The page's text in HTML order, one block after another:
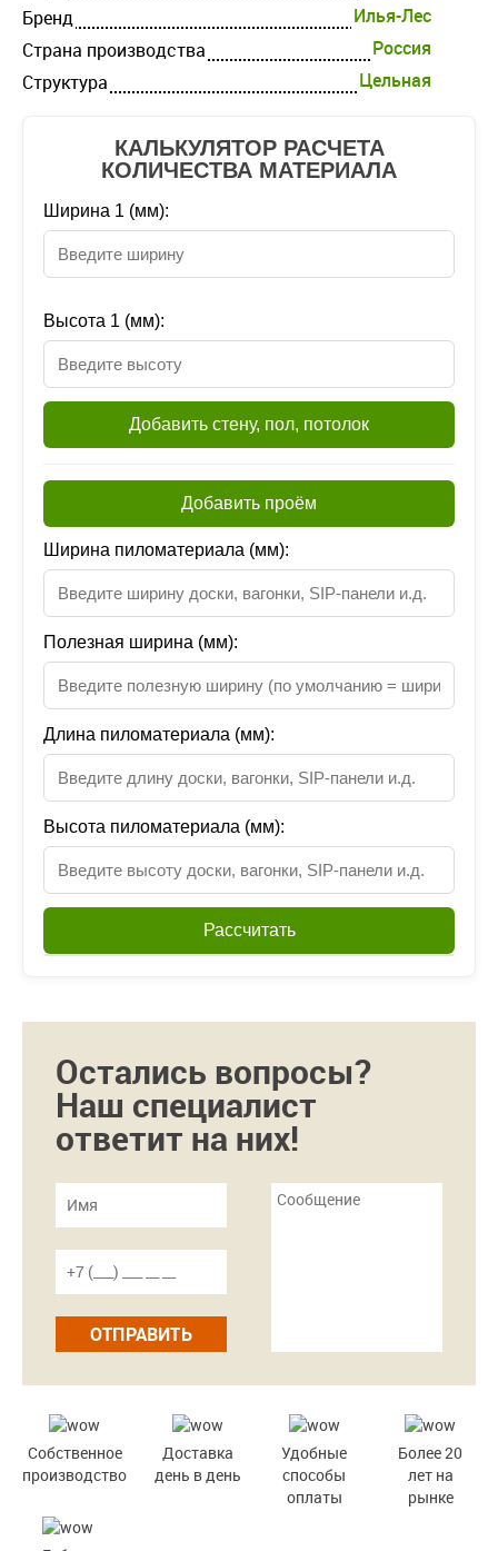
Бренд
Илья-Лес
Страна производства
Россия
Структура
Цельная
КАЛЬКУЛЯТОР РАСЧЕТА
КОЛИЧЕСТВА МАТЕРИАЛА
Ширина 1 (мм):
Высота 1 (мм):
Добавить стену, пол, потолок
Добавить проём
Ширина пиломатериала (мм):
Полезная ширина (мм):
Длина пиломатериала (мм):
Высота пиломатериала (мм):
Рассчитать
Остались вопросы?
Наш специалист
ответит на них!
ОТПРАВИТЬ
Собственное
производство
Доставка
день в день
Удобные
способы
оплаты
Более 20
лет на
рынке